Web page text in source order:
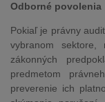
Odborné povolenia
Pokiaľ je právny
vybranom
zákonných
predmetom
preverenie ich